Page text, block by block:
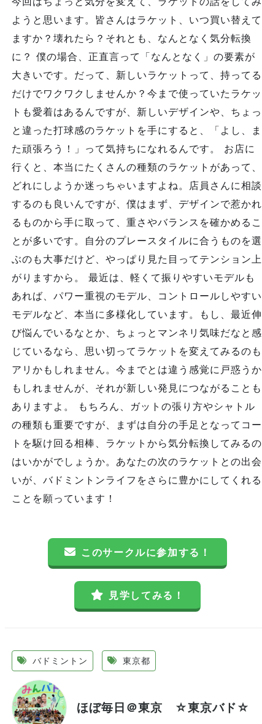
ようと思います。皆さんはラケット、いつ買い替えて
ますか？壊れたら？それとも、なんとなく気分転換
に？ 僕の場合、正直言って「なんとなく」の要素が
大きいです。だって、新しいラケットって、持ってる
だけでワクワクしませんか？今まで使っていたラケッ
トも愛着はあるんですが、新しいデザインや、ちょっ
と違った打球感のラケットを手にすると、「よし、ま
た頑張ろう！」って気持ちになれるんです。 お店に
行くと、本当にたくさんの種類のラケットがあって、
どれにしようか迷っちゃいますよね。店員さんに相談
するのも良いんですが、僕はまず、デザインで惹かれ
るものから手に取って、重さやバランスを確かめるこ
とが多いです。自分のプレースタイルに合うものを選
ぶのも大事だけど、やっぱり見た目ってテンション上
がりますから。 最近は、軽くて振りやすいモデルも
あれば、パワー重視のモデル、コントロールしやすい
モデルなど、本当に多様化しています。もし、最近伸
び悩んでいるなとか、ちょっとマンネリ気味だなと感
じているなら、思い切ってラケットを変えてみるのも
アリかもしれません。今までとは違う感覚に戸惑うか
もしれませんが、それが新しい発見につながることも
ありますよ。 もちろん、ガットの張り方やシャトル
の種類も重要ですが、まずは自分の手足となってコー
トを駆け回る相棒、ラケットから気分転換してみるの
はいかがでしょうか。あなたの次のラケットとの出会
いが、バドミントンライフをさらに豊かにしてくれる
ことを願っています！
このサークルに参加する！
見学してみる！
バドミントン 東京都
ほぼ毎日＠東京 ☆東京バド☆